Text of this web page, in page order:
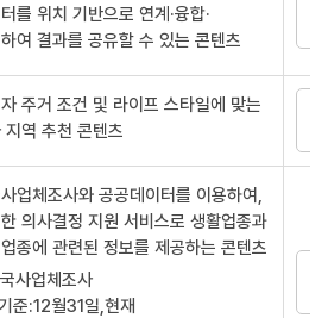
를 위치 기반으로 연계·융합·
여 결과를 공유할 수 있는 콘텐츠
주거 조건 및 라이프 스타일에 맞는
지역 추천 콘텐츠
업체조사와 공공데이터를 이용하여,
의사결정 지원 서비스로 생활업종과
종에 관련된 정보를 제공하는 콘텐츠
사업체조사
준:12월31일,현재